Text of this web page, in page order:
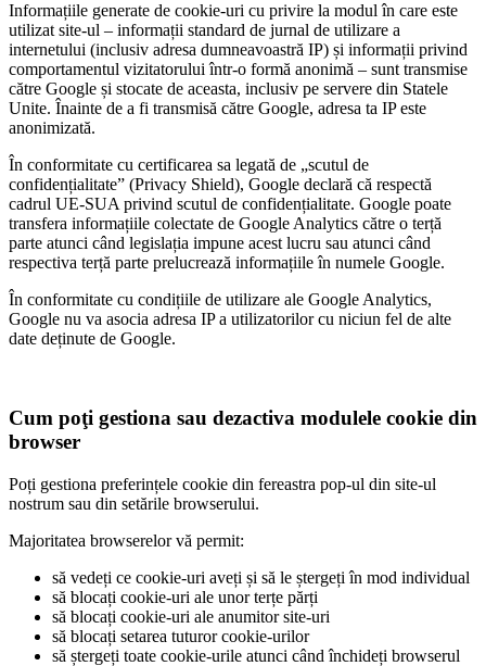
Informațiile generate de cookie-uri cu privire la modul în care este
utilizat site-ul – informații standard de jurnal de utilizare a
internetului (inclusiv adresa dumneavoastră IP) și informații privind
comportamentul vizitatorului într-o formă anonimă – sunt transmise
către Google și stocate de aceasta, inclusiv pe servere din Statele
Unite. Înainte de a fi transmisă către Google, adresa ta IP este
anonimizată.
În conformitate cu certificarea sa legată de „scutul de
confidențialitate” (Privacy Shield), Google declară că respectă
cadrul UE-SUA privind scutul de confidențialitate. Google poate
transfera informațiile colectate de Google Analytics către o terță
parte atunci când legislația impune acest lucru sau atunci când
respectiva terță parte prelucrează informațiile în numele Google.
În conformitate cu condițiile de utilizare ale Google Analytics,
Google nu va asocia adresa IP a utilizatorilor cu niciun fel de alte
date deținute de Google.
Cum poţi gestiona sau dezactiva modulele cookie din
browser
Poți gestiona preferințele cookie din fereastra pop-ul din site-ul
nostrum sau din setările browserului.
Majoritatea browserelor vă permit:
să vedeți ce cookie-uri aveți și să le ștergeți în mod individual
să blocați cookie-uri ale unor terțe părți
să blocați cookie-uri ale anumitor site-uri
să blocați setarea tuturor cookie-urilor
să ștergeți toate cookie-urile atunci când închideți browserul